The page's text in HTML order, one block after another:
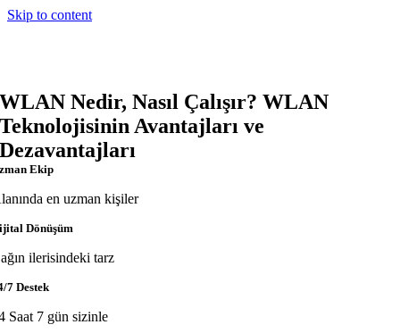
Skip to content
WLAN Nedir, Nasıl Çalışır? WLAN
Teknolojisinin Avantajları ve
Dezavantajları
Ekip
en uzman kişiler
Dönüşüm
ilerisindeki tarz
7 Destek
Saat 7 gün sizinle